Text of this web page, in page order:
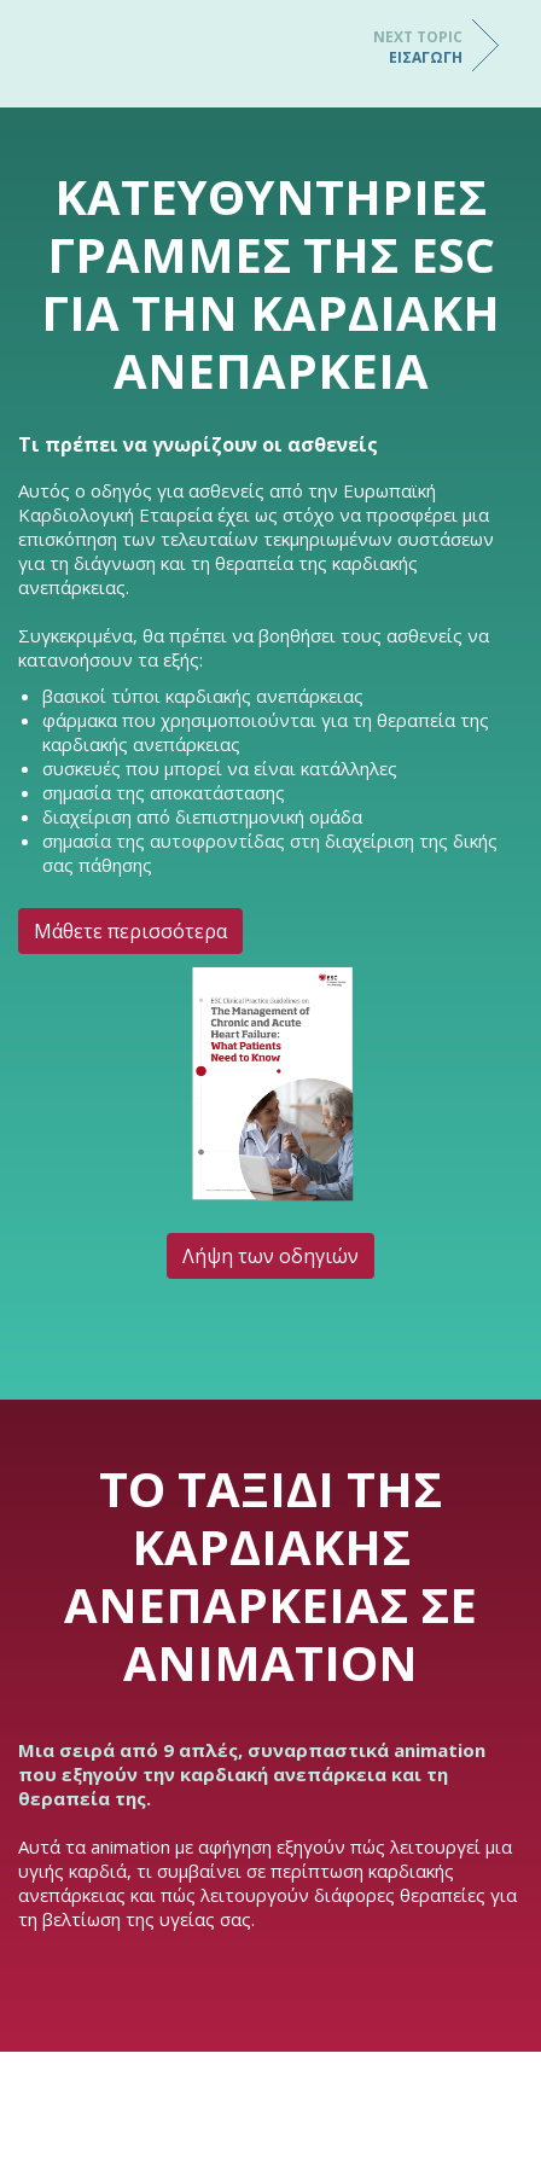
NEXT TOPIC
ΕΙΣΑΓΩΓΉ
ΚΑΤΕΥΘΥΝΤΉΡΙΕΣ
ΓΡΑΜΜΈΣ ΤΗΣ ESC
ΓΙΑ ΤΗΝ ΚΑΡΔΙΑΚΉ
ΑΝΕΠΆΡΚΕΙΑ
Τι πρέπει να γνωρίζουν οι ασθενείς
Αυτός ο οδηγός για ασθενείς από την Ευρωπαϊκή
Καρδιολογική Εταιρεία έχει ως στόχο να προσφέρει μια
επισκόπηση των τελευταίων τεκμηριωμένων συστάσεων
για τη διάγνωση και τη θεραπεία της καρδιακής
ανεπάρκειας.
Συγκεκριμένα, θα πρέπει να βοηθήσει τους ασθενείς να
κατανοήσουν τα εξής:
βασικοί τύποι καρδιακής ανεπάρκειας
φάρμακα που χρησιμοποιούνται για τη θεραπεία της
καρδιακής ανεπάρκειας
συσκευές που μπορεί να είναι κατάλληλες
σημασία της αποκατάστασης
διαχείριση από διεπιστημονική ομάδα
σημασία της αυτοφροντίδας στη διαχείριση της δικής
σας πάθησης
Μάθετε περισσότερα
Λήψη των οδηγιών
ΤΟ ΤΑΞΊΔΙ ΤΗΣ
ΚΑΡΔΙΑΚΉΣ
ΑΝΕΠΆΡΚΕΙΑΣ ΣΕ
ANIMATION
Μια σειρά από 9 απλές, συναρπαστικά animation
που εξηγούν την καρδιακή ανεπάρκεια και τη
θεραπεία της.
Αυτά τα animation με αφήγηση εξηγούν πώς λειτουργεί μια
υγιής καρδιά, τι συμβαίνει σε περίπτωση καρδιακής
ανεπάρκειας και πώς λειτουργούν διάφορες θεραπείες για
τη βελτίωση της υγείας σας.